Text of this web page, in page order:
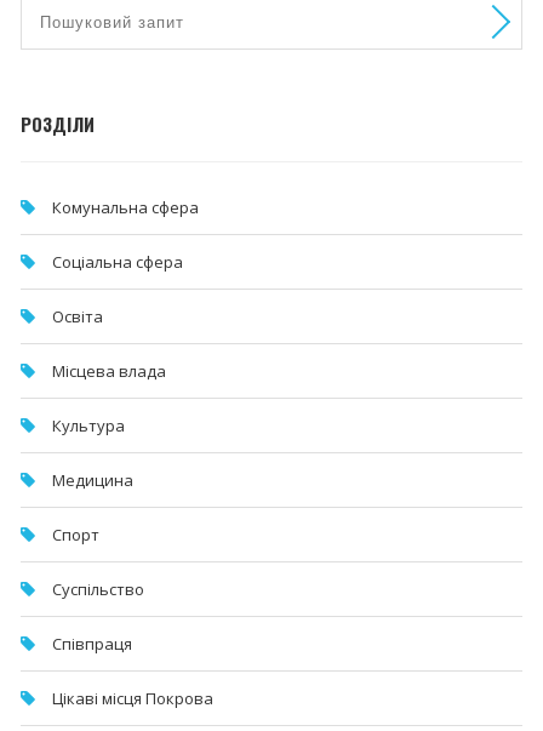
РОЗДІЛИ
Комунальна cфера
Соціальна сфера
Освіта
Місцева влада
Культура
Медицина
Спорт
Суспільство
Співпраця
Цікаві місця Покрова